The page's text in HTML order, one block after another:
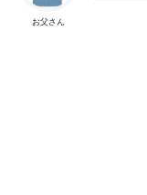
お父さん